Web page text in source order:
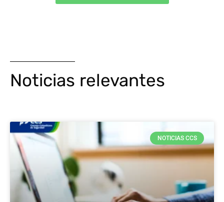
Noticias relevantes
NOTICIAS CCS